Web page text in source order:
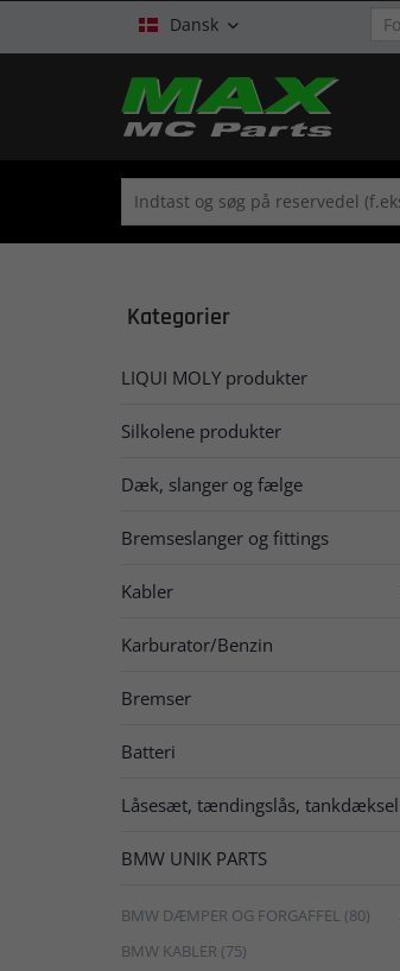
Dansk 
Kategorier
LIQUI MOLY produkter
Silkolene produkter
Dæk, slanger og fælge
Bremseslanger og fittings
Kabler
Karburator/Benzin
Bremser
Batteri
Låsesæt, tændingslås, tankdæksel
BMW UNIK PARTS
BMW DÆMPER OG FORGAFFEL (80)
BMW KABLER (75)